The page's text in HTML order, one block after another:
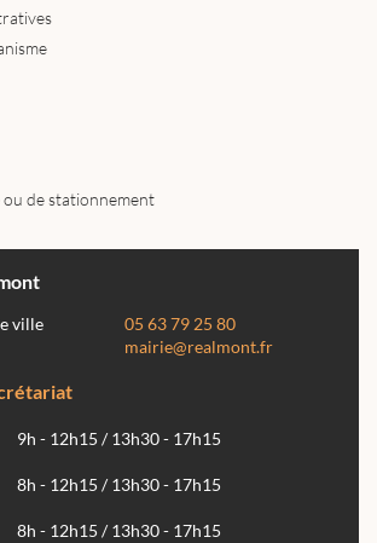
ou de stationnement
ville
05 63 79 25 80
mairie@realmont.fr
9h - 12h15 / 13h30 - 17h15
8h - 12h15 / 13h30 - 17h15
8h - 12h15 / 13h30 - 17h15